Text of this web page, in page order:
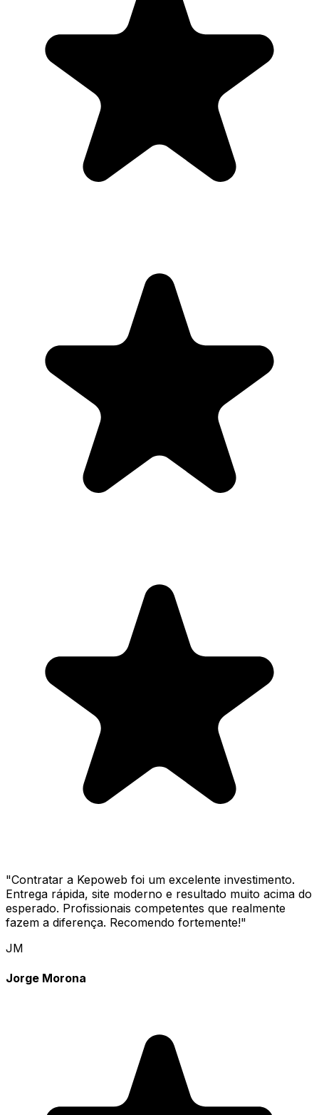
"Contratar a Kepoweb foi um excelente investimento.
Entrega rápida, site moderno e resultado muito acima do
esperado. Profissionais competentes que realmente
fazem a diferença. Recomendo fortemente!"
JM
Jorge Morona